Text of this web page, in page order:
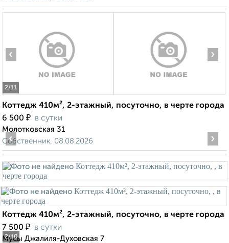
2/11
‹ ›
Коттедж 410м², 2-этажный, посуточно, в черте города
6 500 ₽ в сутки
Молотковская 31
Собственник, 08.08.2026
2/10
‹ ›
Коттедж 410м², 2-этажный, посуточно, в черте города
7 500 ₽ в сутки
Мусы Джалиля-Духовская 7